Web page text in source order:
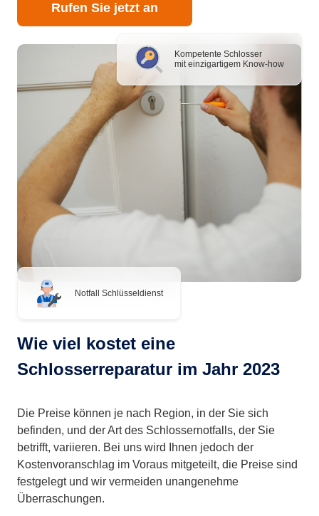
Kompetente Schlosser
mit einzigartigem Know-how
Notfall Schlüsseldienst
Rufen Sie jetzt an
Wie viel kostet eine
Schlosserreparatur im Jahr 2023
Die Preise können je nach Region, in der Sie sich
befinden, und der Art des Schlossernotfalls, der Sie
betrifft, variieren. Bei uns wird Ihnen jedoch der
Kostenvoranschlag im Voraus mitgeteilt, die Preise sind
festgelegt und wir vermeiden unangenehme
Überraschungen.